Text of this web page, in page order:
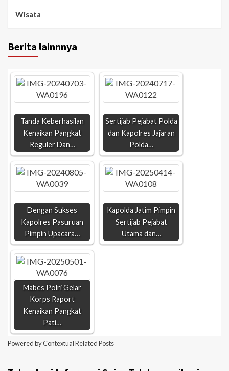
Wisata
Berita lainnnya
Tanda Keberhasilan
Kenaikan Pangkat
Reguler Dan…
Sertijab Pejabat Polda
dan Kapolres Jajaran
Polda…
Dengan Sukses
Kapolres Pasuruan
Pimpin Upacara…
Kapolda Jatim Pimpin
Sertijab Pejabat
Utama dan…
Mabes Polri Gelar
Korps Raport
Kenaikan Pangkat
Pati…
Powered byContextual Related Posts